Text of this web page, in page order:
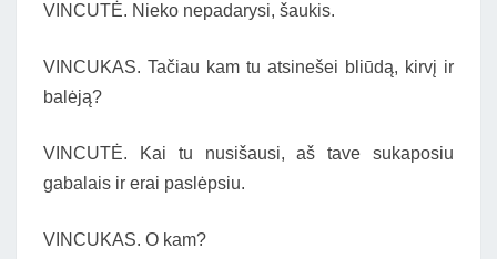
VINCUTĖ. Nieko nepadarysi, šaukis.
VINCUKAS. Tačiau kam tu atsinešei bliūdą, kirvį ir
balėją?
VINCUTĖ. Kai tu nusišausi, aš tave sukaposiu
gabalais ir erai paslėpsiu.
VINCUKAS. O kam?